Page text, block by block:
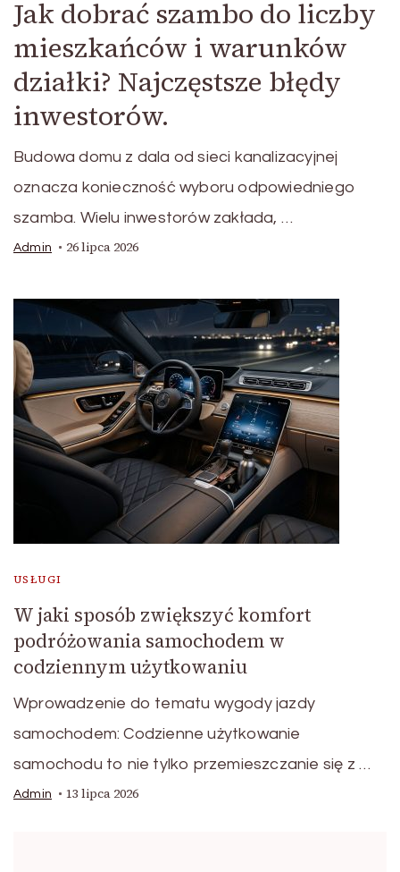
Jak dobrać szambo do liczby
mieszkańców i warunków
działki? Najczęstsze błędy
inwestorów.
Budowa domu z dala od sieci kanalizacyjnej
oznacza konieczność wyboru odpowiedniego
szamba. Wielu inwestorów zakłada, …
Admin 26 lipca 2026
USŁUGI
W jaki sposób zwiększyć komfort
podróżowania samochodem w
codziennym użytkowaniu
Wprowadzenie do tematu wygody jazdy
samochodem: Codzienne użytkowanie
samochodu to nie tylko przemieszczanie się z …
Admin 13 lipca 2026